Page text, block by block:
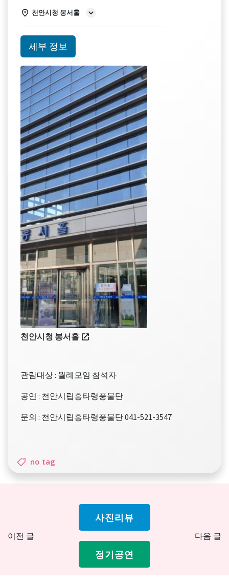
천안시청 봉서홀
세부 정보
천안시청 봉서홀
관람대상 : 월례모임 참석자
공연 : 천안시립흥타령풍물단
문의 : 천안시립흥타령풍물단 041-521-3547
no tag
Post
navigation
이전 글
사진리뷰
정기공연
다음 글